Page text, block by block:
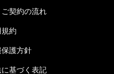
契約の流れ
約
護方針
基づく表記